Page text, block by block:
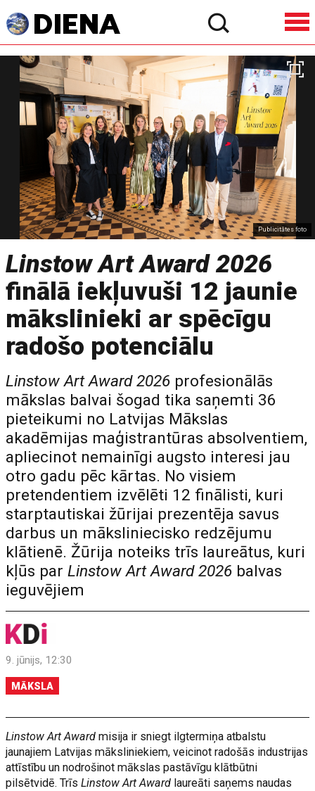
Publicitātes foto
Linstow Art Award 2026
finālā iekļuvuši 12 jaunie
mākslinieki ar spēcīgu
radošo potenciālu
Linstow Art Award 2026 profesionālās
mākslas balvai šogad tika saņemti 36
pieteikumi no Latvijas Mākslas
akadēmijas maģistrantūras absolventiem,
apliecinot nemainīgi augsto interesi jau
otro gadu pēc kārtas. No visiem
pretendentiem izvēlēti 12 finālisti, kuri
starptautiskai žūrijai prezentēja savus
darbus un māksliniecisko redzējumu
klātienē. Žūrija noteiks trīs laureātus, kuri
kļūs parLinstow Art Award 2026 balvas
ieguvējiem
9. jūnijs, 12:30
MĀKSLA
Linstow Art Awardmisija ir sniegt ilgtermiņa atbalstu
jaunajiem Latvijas māksliniekiem, veicinot radošās industrijas
attīstību un nodrošinot mākslas pastāvīgu klātbūtni
pilsētvidē. TrīsLinstow Art Award laureāti saņems naudas